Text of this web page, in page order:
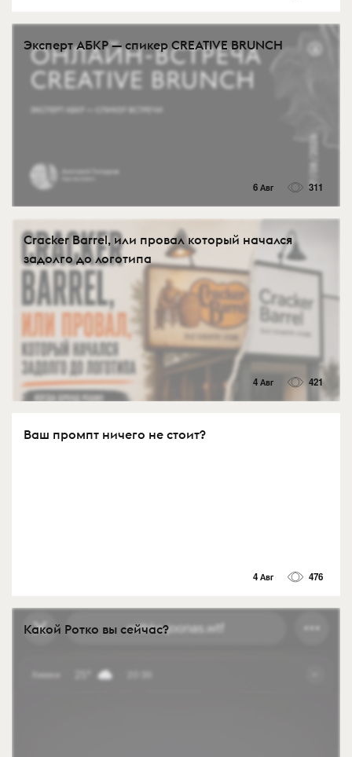
Эксперт АБКР — спикер CREATIVE BRUNCH
6 Авг 311
Cracker Barrel, или провал который начался
задолго до логотипа
4 Авг 421
Ваш промпт ничего не стоит?
4 Авг 476
Какой Ротко вы сейчас?